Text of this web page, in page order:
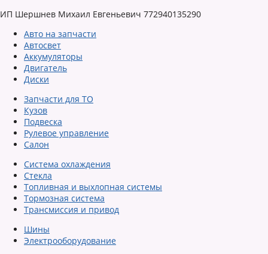
ИП Шершнев Михаил Евгеньевич 772940135290
Авто на запчасти
Автосвет
Аккумуляторы
Двигатель
Диски
Запчасти для ТО
Кузов
Подвеска
Рулевое управление
Салон
Система охлаждения
Стекла
Топливная и выхлопная системы
Тормозная система
Трансмиссия и привод
Шины
Электрооборудование